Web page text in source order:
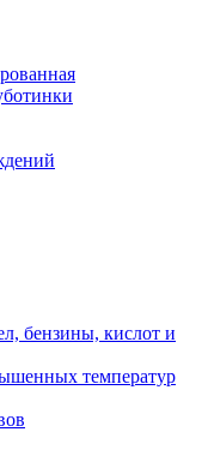
бензины, кислот и
температур